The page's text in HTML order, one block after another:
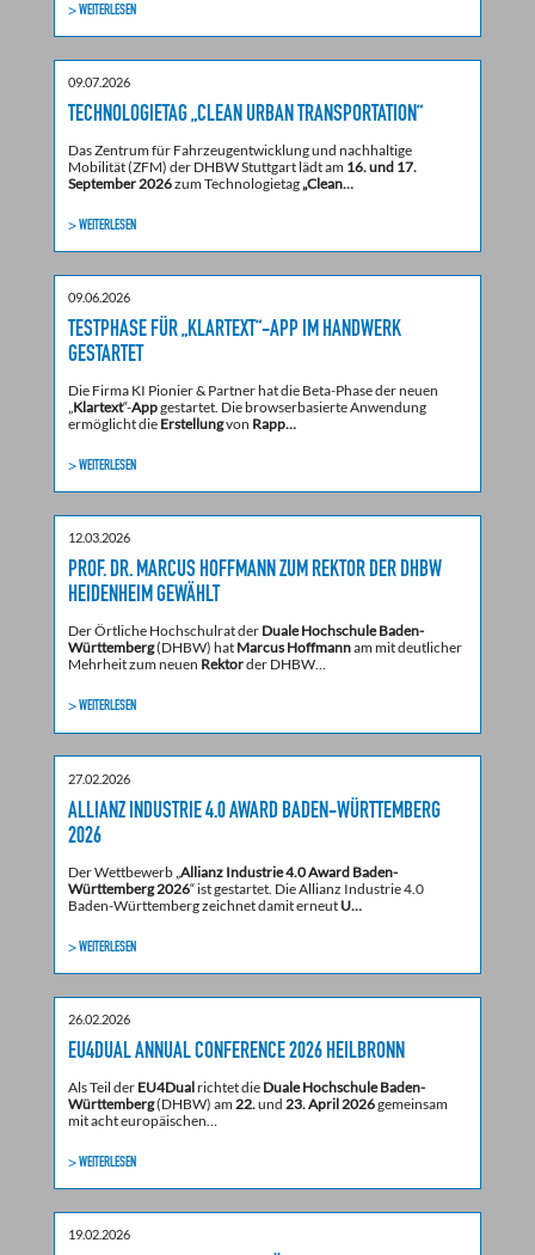
> WEITERLESEN
09.07.2026
TECHNOLOGIETAG „CLEAN URBAN TRANSPORTATION“
Das Zentrum für Fahrzeugentwicklung und nachhaltige
Mobilität (ZFM) der DHBW Stuttgart lädt am 16. und 17.
September 2026zum Technologietag „Clean…
> WEITERLESEN
09.06.2026
TESTPHASE FÜR „KLARTEXT“-APP IM HANDWERK
GESTARTET
Die Firma KI Pionier & Partner hat die Beta-Phase der neuen
„Klartext“-Appgestartet. Die browserbasierte Anwendung
ermöglicht die Erstellungvon Rapp…
> WEITERLESEN
12.03.2026
PROF. DR. MARCUS HOFFMANN ZUM REKTOR DER DHBW
HEIDENHEIM GEWÄHLT
Der Örtliche Hochschulrat der Duale Hochschule Baden-
Württemberg(DHBW) hat Marcus Hoffmannam mit deutlicher
Mehrheit zum neuen Rektorder DHBW…
> WEITERLESEN
27.02.2026
ALLIANZ INDUSTRIE 4.0 AWARD BADEN-WÜRTTEMBERG
2026
Der Wettbewerb „Allianz Industrie 4.0 Award Baden-
Württemberg 2026“ ist gestartet. Die Allianz Industrie 4.0
Baden-Württemberg zeichnet damit erneut U…
> WEITERLESEN
26.02.2026
EU4DUAL ANNUAL CONFERENCE 2026 HEILBRONN
Als Teil der EU4Dualrichtet die Duale Hochschule Baden-
Württemberg(DHBW) am 22.und 23. April 2026gemeinsam
mit acht europäischen…
> WEITERLESEN
19.02.2026